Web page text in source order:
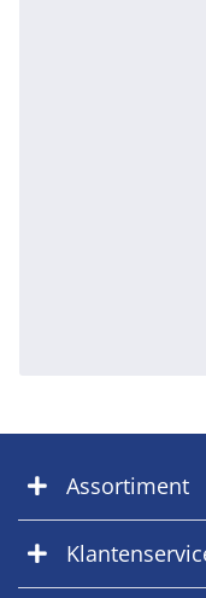
Assortiment